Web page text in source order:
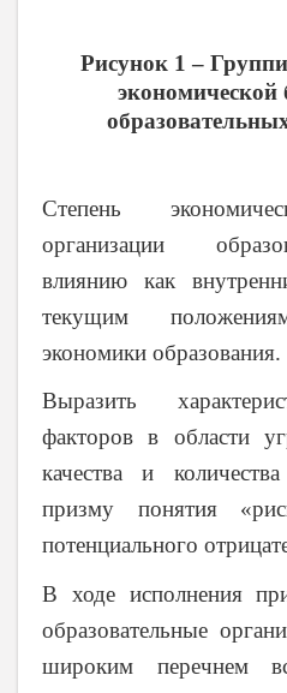
Рисунок 1 –
экономической
Степень
организации
влиянию как
текущим
экономики образования.
Выразить
факторов в области
качества и
призму понятия
потенциального
В ходе исполнения
образовательные
широким перечнем